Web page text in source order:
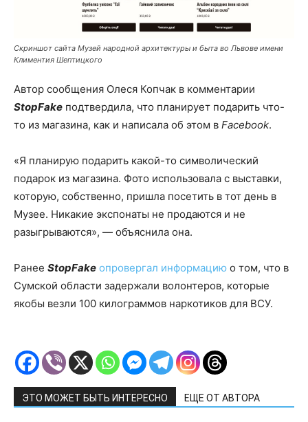
Скриншот сайта Музей народной архитектуры и быта во Львове имени
Климентия Шептицкого
Автор сообщения Олеся Копчак в комментарии
StopFake подтвердила, что планирует подарить что-
то из магазина, как и написала об этом в Facebook.
«Я планирую подарить какой-то символический
подарок из магазина. Фото использовала с выставки,
которую, собственно, пришла посетить в тот день в
Музее. Никакие экспонаты не продаются и не
разыгрываются», — объяснила она.
Ранее StopFake опровергал информацию о том, что в
Сумской области задержали волонтеров, которые
якобы везли 100 килограммов наркотиков для ВСУ.
ЭТО МОЖЕТ БЫТЬ ИНТЕРЕСНО ЕЩЕ ОТ АВТОРА